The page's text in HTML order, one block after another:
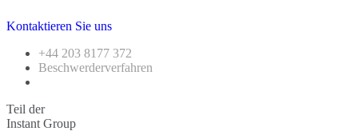
Kontaktieren Sie uns
+44 203 8177 372
Beschwerderverfahren
Teil der
Instant Group